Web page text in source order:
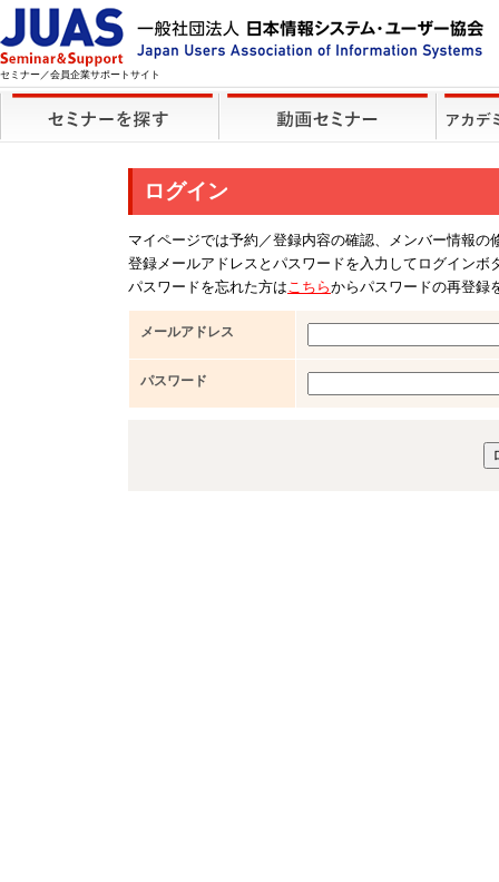
セミナー／会員企業サポートサイト
ログイン
マイページでは予約／登録内容の確認、メンバー情報の
登録メールアドレスとパスワードを入力してログインボ
パスワードを忘れた方はこちらからパスワードの再登録
メールアドレス
パスワード